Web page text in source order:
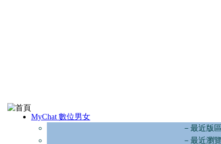
MyChat 數位男女
－最近版
－最近瀏